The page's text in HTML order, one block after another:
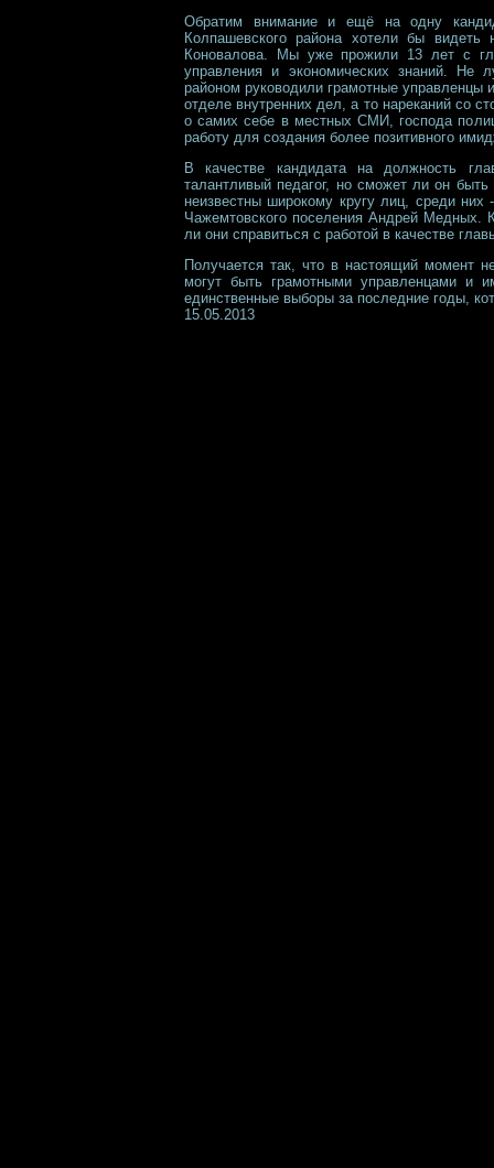
Обратим внимание и ещё на одну
Колпашевского района хотели бы видеть
Коновалова. Мы уже прожили 13 лет с
управления и экономических знаний.
районом руководили грамотные управленцы
отделе внутренних дел, а то нареканий со
о самих себе в местных СМИ, господа
работу для создания более позитивного
В качестве кандидата на должность
талантливый педагог, но сможет ли он
неизвестны широкому кругу лиц, среди
Чажемтовского поселения Андрей Медных.
ли они справиться с работой в качестве
Получается так, что в настоящий момент
могут быть грамотными управленцами и
единственные выборы за последние годы,
15.05.2013